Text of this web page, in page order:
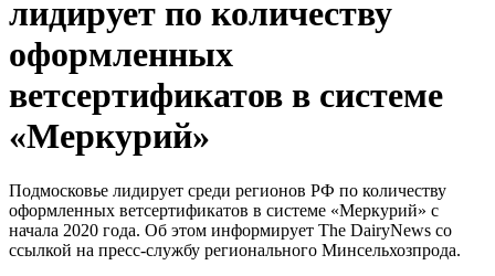
лидирует по количеству
оформленных
ветсертификатов в системе
«Меркурий»
Подмосковье лидирует среди регионов РФ по количеству
оформленных ветсертификатов в системе «Меркурий» с
начала 2020 года. Об этом информирует The DairyNews со
ссылкой на пресс-службу регионального Минсельхозпрода.